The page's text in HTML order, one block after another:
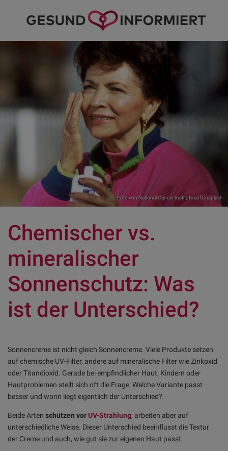
Foto von National Cancer InstituteaufUnsplash
Chemischer vs.
mineralischer
Sonnenschutz: Was
ist der Unterschied?
Sonnencreme ist nicht gleich Sonnencreme. Viele Produkte setzen
auf chemische UV-Filter, andere auf mineralische Filter wie Zinkoxid
oder Titandioxid. Gerade bei empfindlicher Haut, Kindern oder
Hautproblemen stellt sich oft die Frage: Welche Variante passt
besser und worin liegt eigentlich der Unterschied?
Beide Arten schützen vorUV-Strahlung, arbeiten aber auf
unterschiedliche Weise. Dieser Unterschied beeinflusst die Textur
der Creme und auch, wie gut sie zur eigenen Haut passt.